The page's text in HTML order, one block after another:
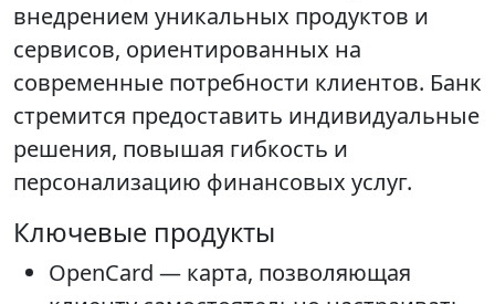
внедрением уникальных продуктов и
сервисов, ориентированных на
современные потребности клиентов. Банк
стремится предоставить индивидуальные
решения, повышая гибкость и
персонализацию финансовых услуг.
Ключевые продукты
OpenCard — карта, позволяющая